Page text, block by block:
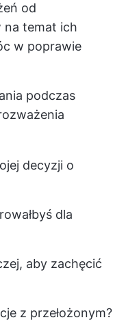
od
temat ich
w poprawie
podczas
decyzji o
dla
aby zachęcić
z przełożonym?